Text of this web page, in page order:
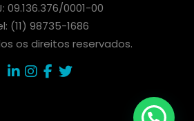
09.136.376/0001-00
(11) 98735-1686
os direitos reservados.